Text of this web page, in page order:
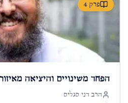
פרק 4
הפחד משינויים והיציאה
הרב דני סגליס